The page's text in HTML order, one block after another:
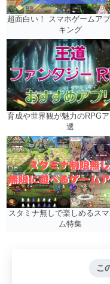
超面白い！ スマホゲームア
キング
育成や世界観が魅力のRPG
選
スタミナ無しで楽しめるス
ム特集
こ